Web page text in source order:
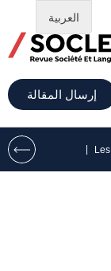
إرسال المقالة
العربية